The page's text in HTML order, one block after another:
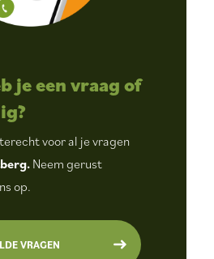
je een vraag of
voor al je vragen
Neem gerust
op.
VRAGEN